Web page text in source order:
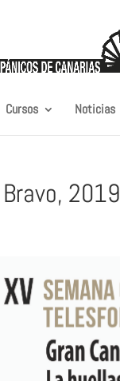
Cursos Noticias
2019